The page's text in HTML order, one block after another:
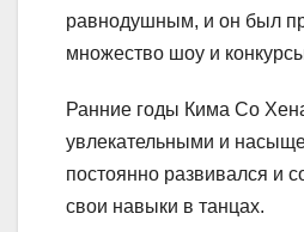
равнодушным, и он был
множество шоу и
Ранние годы Кима Со
увлекательными и
постоянно развивался и
свои навыки в танцах.